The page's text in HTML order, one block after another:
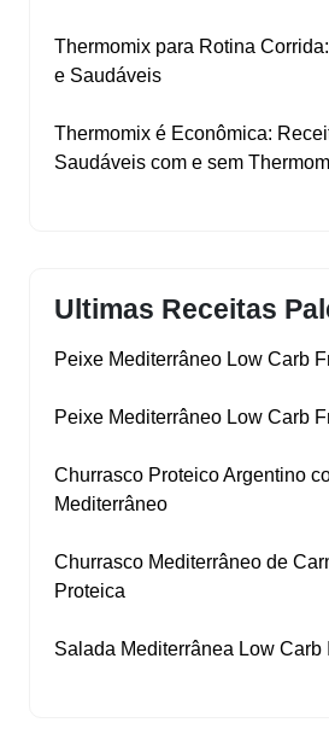
Thermomix para Rotina
e Saudáveis
Thermomix é Econômica:
Saudáveis com e sem
Ultimas Receitas
Peixe Mediterrâneo Low Carb
Peixe Mediterrâneo Low Carb
Churrasco Proteico Argentino
Mediterrâneo
Churrasco Mediterrâneo de
Proteica
Salada Mediterrânea Low Carb